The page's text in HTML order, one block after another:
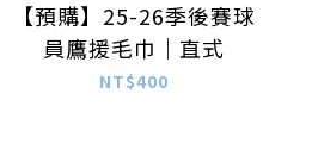
【預購】25-26季後賽球
員鷹援毛巾｜直式
NT$400